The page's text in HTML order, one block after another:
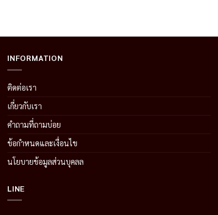
INFORMATION
ติดต่อเรา
เกี่ยวกับเรา
คำถามที่ถามบ่อย
ข้อกำหนดและเงื่อนไข
นโยบายข้อมูลส่วนบุคลล
LINE